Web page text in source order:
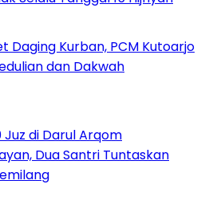
Daging Kurban, PCM Kutoarjo
dan Dakwah
Juz di Darul Arqom
Dua Santri Tuntaskan